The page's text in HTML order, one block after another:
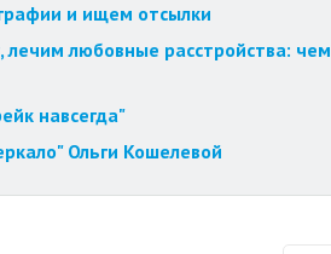
и ищем отсылки
лечим любовные расстройства: чем
навсегда"
Ольги Кошелевой